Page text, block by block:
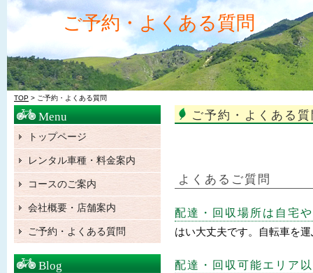
ご予約・よくある質問
TOP > ご予約・よくある質問
ご予約・よくある
よくあるご質問
配達・回収場所は自宅
はい大丈夫です。自転車を
配達・回収可能エリア
Menu
トップページ
レンタル車種・料金案内
コースのご案内
会社概要・店舗案内
ご予約・よくある質問
Blog